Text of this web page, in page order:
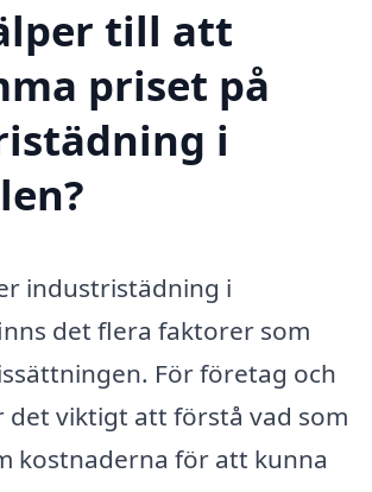
till att
priset på
i
industristädning i
det flera faktorer som
För företag och
det viktigt att förstå vad som
kostnaderna för att kunna